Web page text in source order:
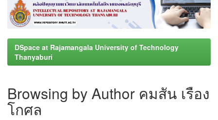
DSpace at Rajamangala University of Technology
Thanyaburi
Browsing by Author คมสัน เรือง
โกศล